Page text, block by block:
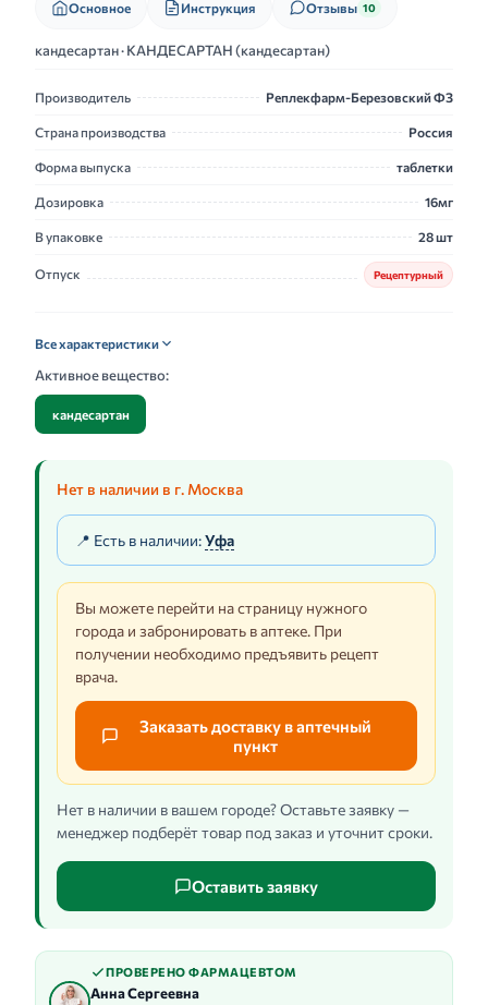
Основное Инструкция Отзывы 10
кандесартан · КАНДЕСАРТАН (кандесартан)
Производитель Реплекфарм-Березовский ФЗ
Страна производства Россия
Форма выпуска таблетки
Дозировка 16мг
В упаковке 28 шт
Отпуск Рецептурный
Все характеристики
Активное вещество:
кандесартан
Нет в наличии в г. Москва
📍 Есть в наличии:Уфа
Вы можете перейти на страницу нужного
города и забронировать в аптеке. При
получении необходимо предъявить рецепт
врача.
Заказать доставку в аптечный
пункт
Нет в наличии в вашем городе? Оставьте заявку —
менеджер подберёт товар под заказ и уточнит сроки.
Оставить заявку
ПРОВЕРЕНО ФАРМАЦЕВТОМ
Анна Сергеевна